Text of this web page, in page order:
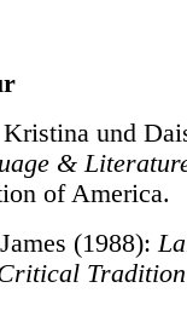
und
&
of America.
(1988):
Tradition